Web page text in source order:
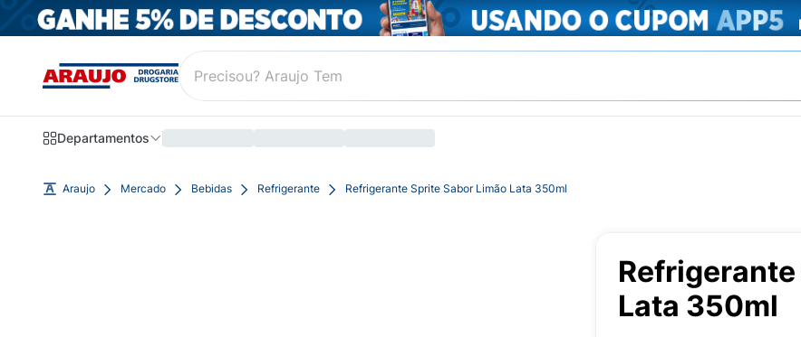
Departamentos
Araujo Mercado Bebidas Refrigerante Refrigerante Sprite Sabor Limão Lata 350ml
Lata 350ml